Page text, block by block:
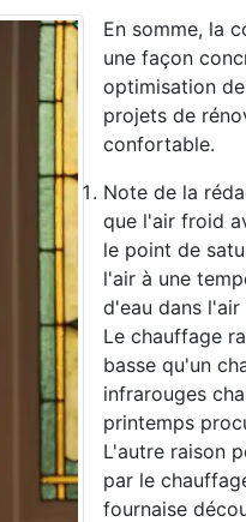
En somme, la
une façon
optimisation
projets de
confortable.
Note de la
que l'air froid
le point de
l'air à une
d'eau dans l'air
Le chauffage
basse qu'un
infrarouges
printemps
L'autre raison
par le
fournaise